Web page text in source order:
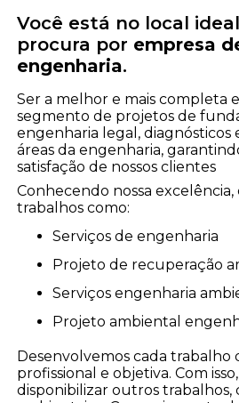
Você está no local
procura por empresa
engenharia.
Ser a melhor e mais completa
segmento de projetos de
engenharia legal, diagnósticos
áreas da engenharia,
satisfação de nossos clientes
Conhecendo nossa
trabalhos como:
serviços de engenharia
projeto de recuperação
serviços engenharia
projeto ambiental
Desenvolvemos cada trabalho
profissional e objetiva. Com
disponibilizar outros trabalhos,